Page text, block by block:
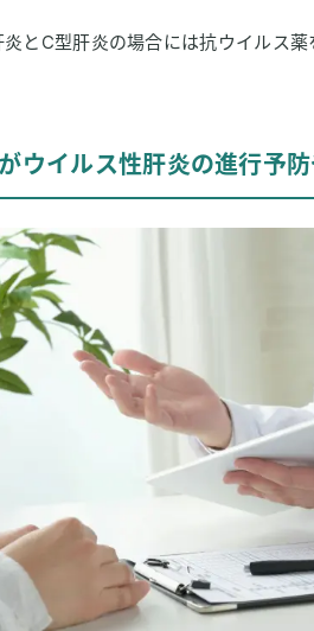
とC型肝炎の場合には抗ウイルス薬
ウイルス性肝炎の進行予